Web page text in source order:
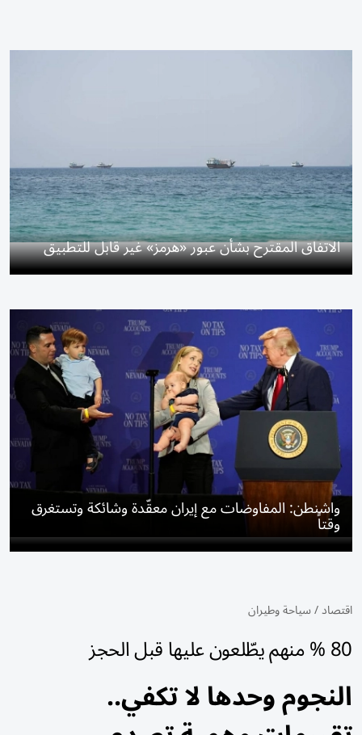
الاتفاق المقترح بشأن عبور «هرمز» غير قابل للتطبيق
واشنطن: المفاوضات مع إيران معقّدة وشائكة وتستغرق
وقتاً
اقتصاد/سياحة وطيران
80 % منهم يطّلعون عليها قبل الحجز
النجوم وحدها لا تكفي..